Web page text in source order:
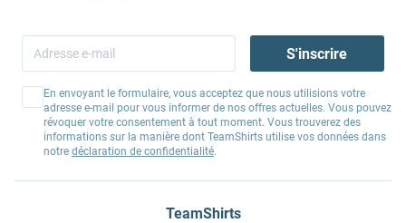
S'inscrire
En envoyant le formulaire, vous acceptez que nous utilisions votre
adresse e-mail pour vous informer de nos offres actuelles. Vous pouvez
révoquer votre consentement à tout moment. Vous trouverez des
informations sur la manière dont TeamShirts utilise vos données dans
notre déclaration de confidentialité.
TeamShirts